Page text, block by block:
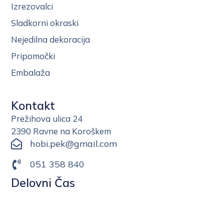
Izrezovalci
Sladkorni okraski
Nejedilna dekoracija
Pripomočki
Embalaža
Kontakt
Prežihova ulica 24
2390 Ravne na Koroškem
hobi.pek@gmail.com
051 358 840
Delovni Čas